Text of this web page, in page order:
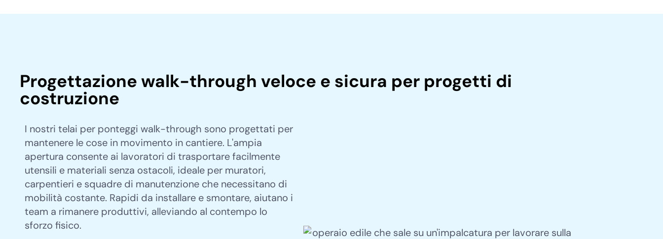
Progettazione walk-through veloce e sicura per progetti di
costruzione
I nostri telai per ponteggi walk-through sono progettati per
mantenere le cose in movimento in cantiere. L'ampia
apertura consente ai lavoratori di trasportare facilmente
utensili e materiali senza ostacoli, ideale per muratori,
carpentieri e squadre di manutenzione che necessitano di
mobilità costante. Rapidi da installare e smontare, aiutano i
team a rimanere produttivi, alleviando al contempo lo
sforzo fisico.